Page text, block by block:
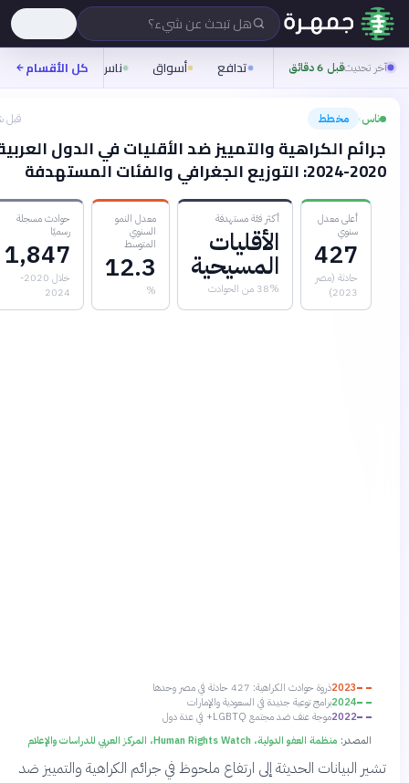
هل تبحث عن شيء؟
قبل 6 دقائق أسواق ناس روح شيفرة كل الأقسام
مخطط قبل شهرين
الكراهية والتمييز ضد الأقليات في الدول العربية
أعلى معدل
427
حادثة (مصر
أكثر فئة مستهدفة
الأقليات
المسيحية
38% من الحوادث
معدل النمو
12.3
حوادث مسجلة
1,847
خلال 2020-
2023ذروة حوادث الكراهية: 427 حادثة في مصر وحدها
2024برامج توعية جديدة في السعودية والإمارات
2022موجة عنف ضد مجتمع LGBTQ+ في عدة دول
منظمة العفو الدولية، Human Rights Watch، المركز العربي للدراسات والإعلام
البيانات الحديثة إلى ارتفاع ملحوظ في جرائم الكراهية والتمييز ضد